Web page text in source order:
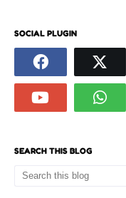
SOCIAL PLUGIN
SEARCH THIS BLOG